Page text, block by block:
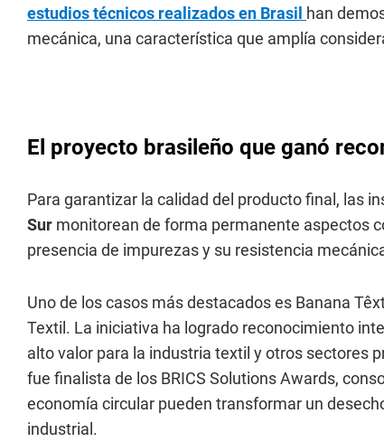
estudios técnicos realizados en Brasil han
mecánica, una característica que amplía
El proyecto brasileño que ganó
Para garantizar la calidad del producto final, las
Sur monitorean de forma permanente aspectos
presencia de impurezas y su resistencia
Uno de los casos más destacados es Banana
Textil. La iniciativa ha logrado reconocimiento
alto valor para la industria textil y otros sectores
fue finalista de los BRICS Solutions Awards,
economía circular pueden transformar un
industrial.